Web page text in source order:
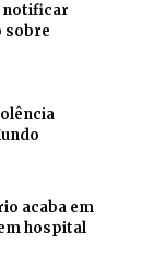
notificar
sobre
acaba em
hospital